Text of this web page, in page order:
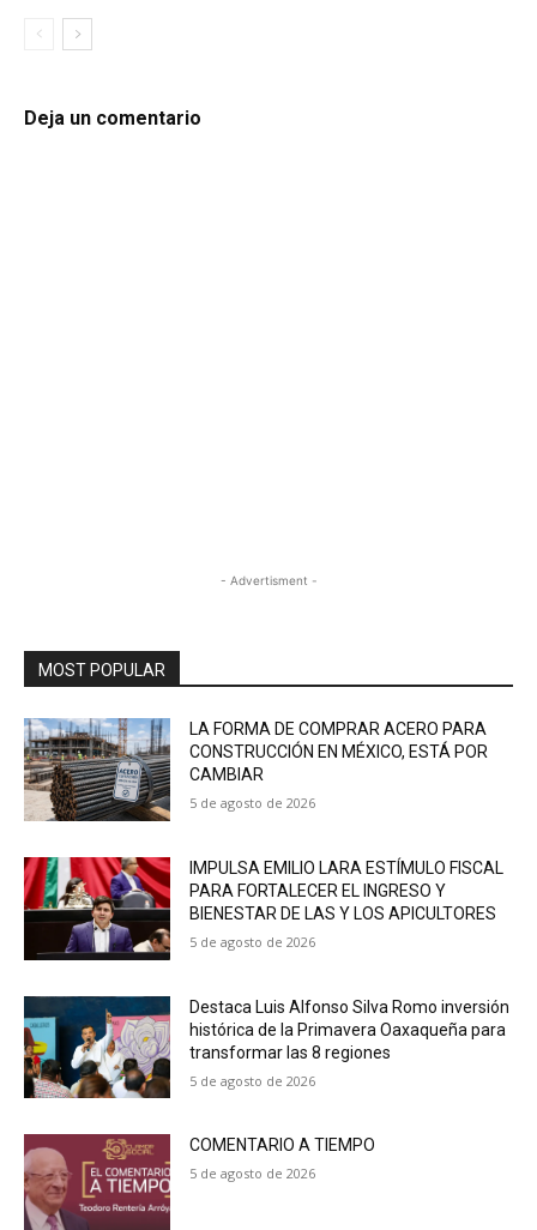
Deja un comentario
- Advertisment -
MOST POPULAR
LA FORMA DE COMPRAR ACERO PARA
CONSTRUCCIÓN EN MÉXICO, ESTÁ POR
CAMBIAR
5 de agosto de 2026
IMPULSA EMILIO LARA ESTÍMULO FISCAL
PARA FORTALECER EL INGRESO Y
BIENESTAR DE LAS Y LOS APICULTORES
5 de agosto de 2026
Destaca Luis Alfonso Silva Romo inversión
histórica de la Primavera Oaxaqueña para
transformar las 8 regiones
5 de agosto de 2026
COMENTARIO A TIEMPO
5 de agosto de 2026